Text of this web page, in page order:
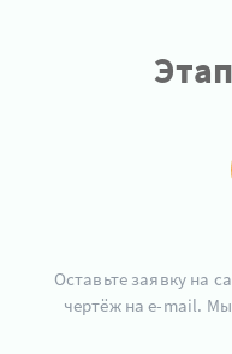
Оставьте заявку на
чертёж на e-mail.